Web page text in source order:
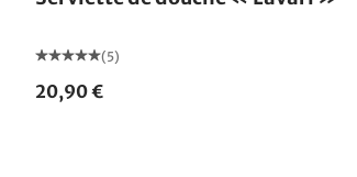
(5)
20,90 €